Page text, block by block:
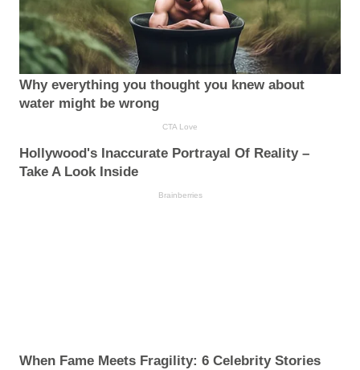
Why everything you thought you knew about
water might be wrong
CTA Love
Hollywood's Inaccurate Portrayal Of Reality –
Take A Look Inside
Brainberries
When Fame Meets Fragility: 6 Celebrity Stories